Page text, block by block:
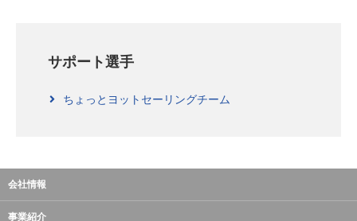
サポート選手
ちょっとヨットセーリングチーム
会社情報
事業紹介